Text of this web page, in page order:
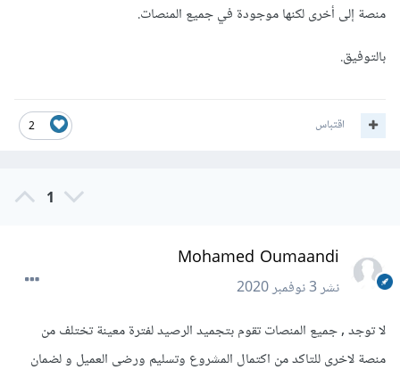
منصة إلى أخرى لكنها موجودة في جميع المنصات.
بالتوفيق.
2 اقتباس
1
Mohamed Oumaandi
نشر3 نوفمبر 2020
لا توجد , جميع المنصات تقوم بتجميد الرصيد لفترة معينة تختلف من
منصة لاخرى للتاكد من اكتمال المشروع وتسليم ورضى العميل و لضمان